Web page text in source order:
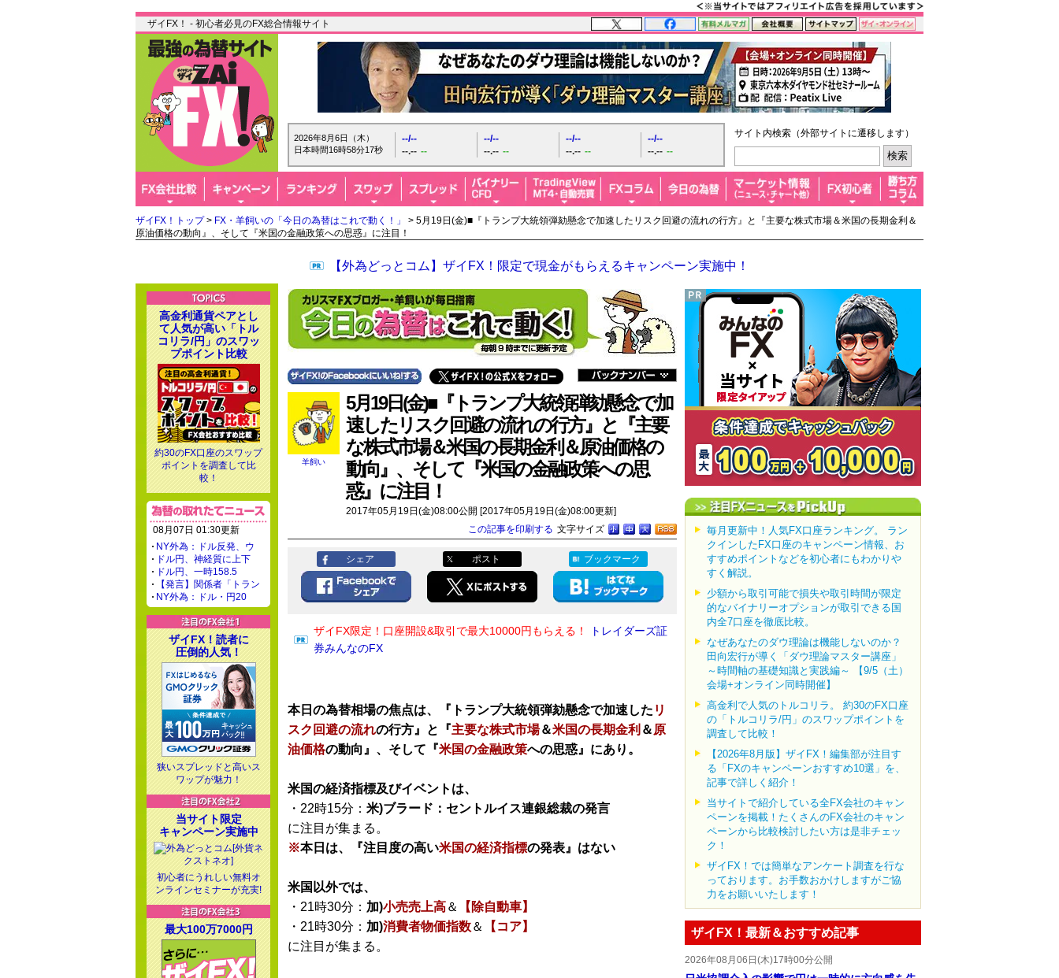
ザイFX！ - 初心者必見のFX総合情報サイト
2026年8月6日（木）
日本時間16時58分18秒
--/--
--.-- --
--/--
--.-- --
--/--
--.-- --
--/--
--.-- --
サイト内検索（外部サイトに遷移します）
ザイFX！トップ> FX・羊飼いの「今日の為替はこれで動く！」
> 5月19日(金)■『トランプ大統領弾劾懸念で加速したリスク回避の流れの行方』と『主要な株式市場＆米国の長期金利＆
原油価格の動向』、そして『米国の金融政策への思惑』に注目！
【外為どっとコム】ザイFX！限定で現金がもらえるキャンペーン実施中！
羊飼い
5月19日(金)■『トランプ大統領弾劾懸念で加
速したリスク回避の流れの行方』と『主要
な株式市場＆米国の長期金利＆原油価格の
動向』、そして『米国の金融政策への思
惑』に注目！
2017年05月19日(金)08:00公開 [2017年05月19日(金)08:00更新]
文字サイズ
この記事を印刷する
シェア ポスト ブックマーク
ザイFX限定！口座開設&取引で最大10000円もらえる！
トレイダーズ証
券みんなのFX
本日の為替相場の焦点は、『トランプ大統領弾劾懸念で加速した リ
スク回避の流れの行方』と『主要な株式市場＆米国の長期金利 ＆ 原
油価格の動向』、そして『米国の金融政策への思惑』にあり。
米国の経済指標及びイベントは、
・22時15分： 米)ブラード：セントルイス連銀総裁の発言
に注目が集まる。
※本日は、『注目度の高い米国の経済指標の発表』はない
米国以外では、
・21時30分： 加)小売売上高＆
【除自動車】
・21時30分： 加)消費者物価指数＆
【コア】
に注目が集まる。
毎月更新中！人気FX口座ランキング。 ラン
クインしたFX口座のキャンペーン情報、お
すすめポイントなどを初心者にもわかりや
すく解説。
少額から取引可能で損失や取引時間が限定
的なバイナリーオプションが取引できる国
内全7口座を徹底比較。
なぜあなたのダウ理論は機能しないのか？
田向宏行が導く「ダウ理論マスター講座」
～時間軸の基礎知識と実践編～ 【9/5（土）
会場+オンライン同時開催】
高金利で人気のトルコリラ。 約30のFX口座
の「トルコリラ/円」のスワップポイントを
調査して比較！
【2026年8月版】ザイFX！編集部が注目す
る「FXのキャンペーンおすすめ10選」を、
記事で詳しく紹介！
当サイトで紹介している全FX会社のキャン
ペーンを掲載！たくさんのFX会社のキャン
ペーンから比較検討したい方は是非チェッ
ク！
ザイFX！では簡単なアンケート調査を行な
っております。お手数おかけしますがご協
力をお願いいたします！
ザイFX！最新＆おすすめ記事
2026年08月06日(木)17時00分公開
高金利通貨ペアとし
て人気が高い「トル
コリラ/円」のスワッ
プポイント比較
約30のFX口座のスワップ
ポイントを調査して比
較！
08月07日 01:30更新
NY外為：ドル反発、ウ
ドル円、神経質に上下
ドル円、一時158.5
【発言】関係者「トラン
NY外為：ドル・円20
ザイFX！読者に
圧倒的人気！
狭いスプレッドと高いス
ワップが魅力！
当サイト限定
キャンペーン実施中
初心者にうれしい無料オ
ンラインセミナーが充実!
最大100万7000円